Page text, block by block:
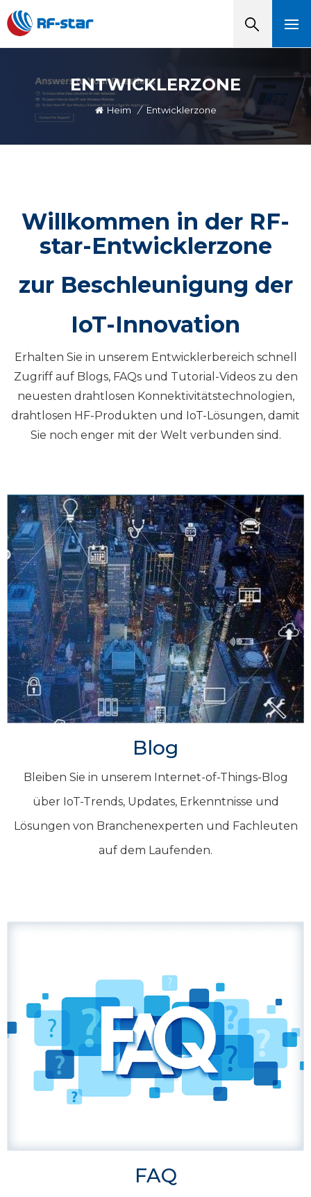
ENTWICKLERZONE
Heim / Entwicklerzone
Willkommen in der RF-
star-Entwicklerzone
zur Beschleunigung der
IoT-Innovation
Erhalten Sie in unserem Entwicklerbereich schnell
Zugriff auf Blogs, FAQs und Tutorial-Videos zu den
neuesten drahtlosen Konnektivitätstechnologien,
drahtlosen HF-Produkten und IoT-Lösungen, damit
Sie noch enger mit der Welt verbunden sind.
Blog
Bleiben Sie in unserem Internet-of-Things-Blog
über IoT-Trends, Updates, Erkenntnisse und
Lösungen von Branchenexperten und Fachleuten
auf dem Laufenden.
FAQ